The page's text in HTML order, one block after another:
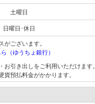
土曜日
日曜日･休日
ございます。
（ゆうちょ銀行）
引き出しをご利用いただけます。
預払料金がかかります。